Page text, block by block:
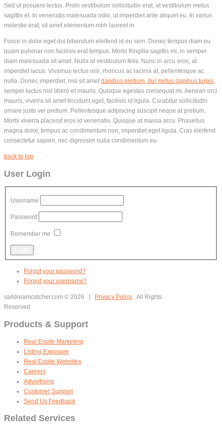
Sed ut posuere lectus. Proin vestibulum sollicitudin erat, at vestibulum metus
sagittis et. In venenatis malesuada odio, ut imperdiet ante aliquet eu. In varius
molestie erat, sit amet elementum nibh laoreet in.
Fusce in dolor eget dui bibendum eleifend id eu sem. Donec tempus diam eu
quam pulvinar non facilisis erat tempus. Morbi fringilla sagittis mi, in semper
diam malesuada sit amet. Nulla id vestibulum felis. Nunc in arcu eros, at
imperdiet lacus. Vivamus lectus nisl, rhoncus ac lacinia at, pellentesque ac
nulla. Donec imperdiet, nisl sit amet dapibus pretium, dui metus dapibus turpis,
semper luctus nisl libero et mauris. Quisque egestas consequat mi. Aenean orci
mauris, viverra sit amet tincidunt eget, facilisis id ligula. Curabitur sollicitudin
ornare justo vel pretium. Pellentesque adipiscing suscipit neque at pretium.
Morbi viverra placerat eros id venenatis. Quisque at massa arcu. Phasellus
magna dolor, tempus ac condimentum non, imperdiet eget ligula. Cras eleifend
consectetur sapien, nec dignissim nulla condimentum eu.
back to top
User Login
Username
Password
Remember me
Forgot your password?
Forgot your username?
saildreamcatcher.com © 2026 | Privacy Policy All Rights
Reserved
Products & Support
Real Estate Marketing
Listing Exposure
Real Estate Websites
Careers
Advertising
Customer Support
Send Us Feedback
Related Services